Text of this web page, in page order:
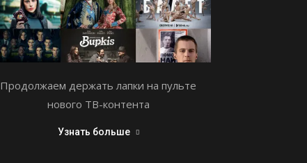
Продолжаем держать лапки на пульте
нового ТВ-контента
Узнать больше